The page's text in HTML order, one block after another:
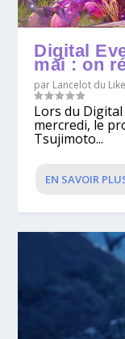
Digital
mai : on
par Lancelot du Like
Lors du
mercredi, le
Tsujimoto...
EN SAVOIR